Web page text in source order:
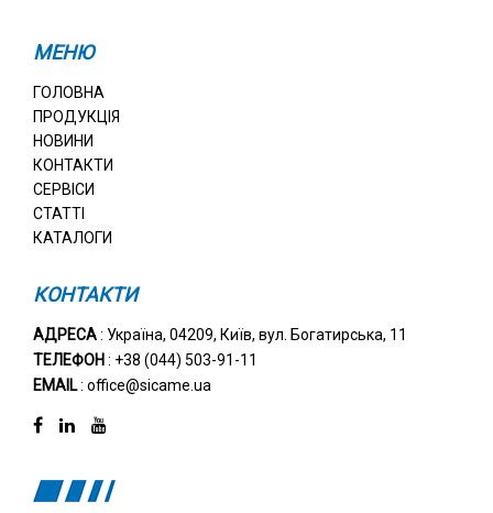
МЕНЮ
ГОЛОВНА
ПРОДУКЦІЯ
НОВИНИ
КОНТАКТИ
СЕРВІСИ
СТАТТІ
КАТАЛОГИ
КОНТАКТИ
АДРЕСА: Україна, 04209, Київ, вул. Богатирська, 11
ТЕЛЕФОН : +38 (044) 503-91-11
EMAIL: office@sicame.ua